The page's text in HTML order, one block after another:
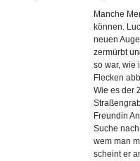
Manche
können.
neuen
zermürbt
so war, wie
Flecken
Wie es der
Freundin
Suche
wem man
scheint er